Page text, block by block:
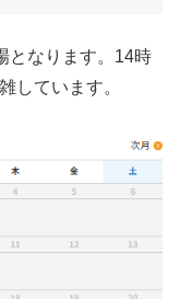
となります。14時
しています。